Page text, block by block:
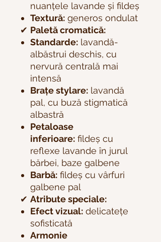
nuanțele lavande și fildeș
Textură: generos ondulat
✔ Paletă cromatică:
Standarde: lavandă-
albăstrui deschis, cu
nervură centrală mai
intensă
Brațe stylare: lavandă
pal, cu buză stigmatică
albastră
Petaloase
inferioare: fildeș cu
reflexe lavande în jurul
bărbei, baze galbene
Barbă: fildeș cu vârfuri
galbene pal
✔ Atribute speciale:
Efect vizual: delicatețe
sofisticată
Armonie